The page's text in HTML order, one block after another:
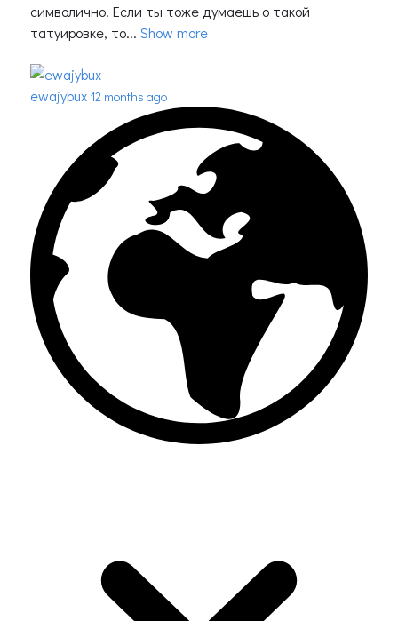
символично. Если ты тоже думаешь о такой
татуировке, то... Show more
ewajybux 12 months ago